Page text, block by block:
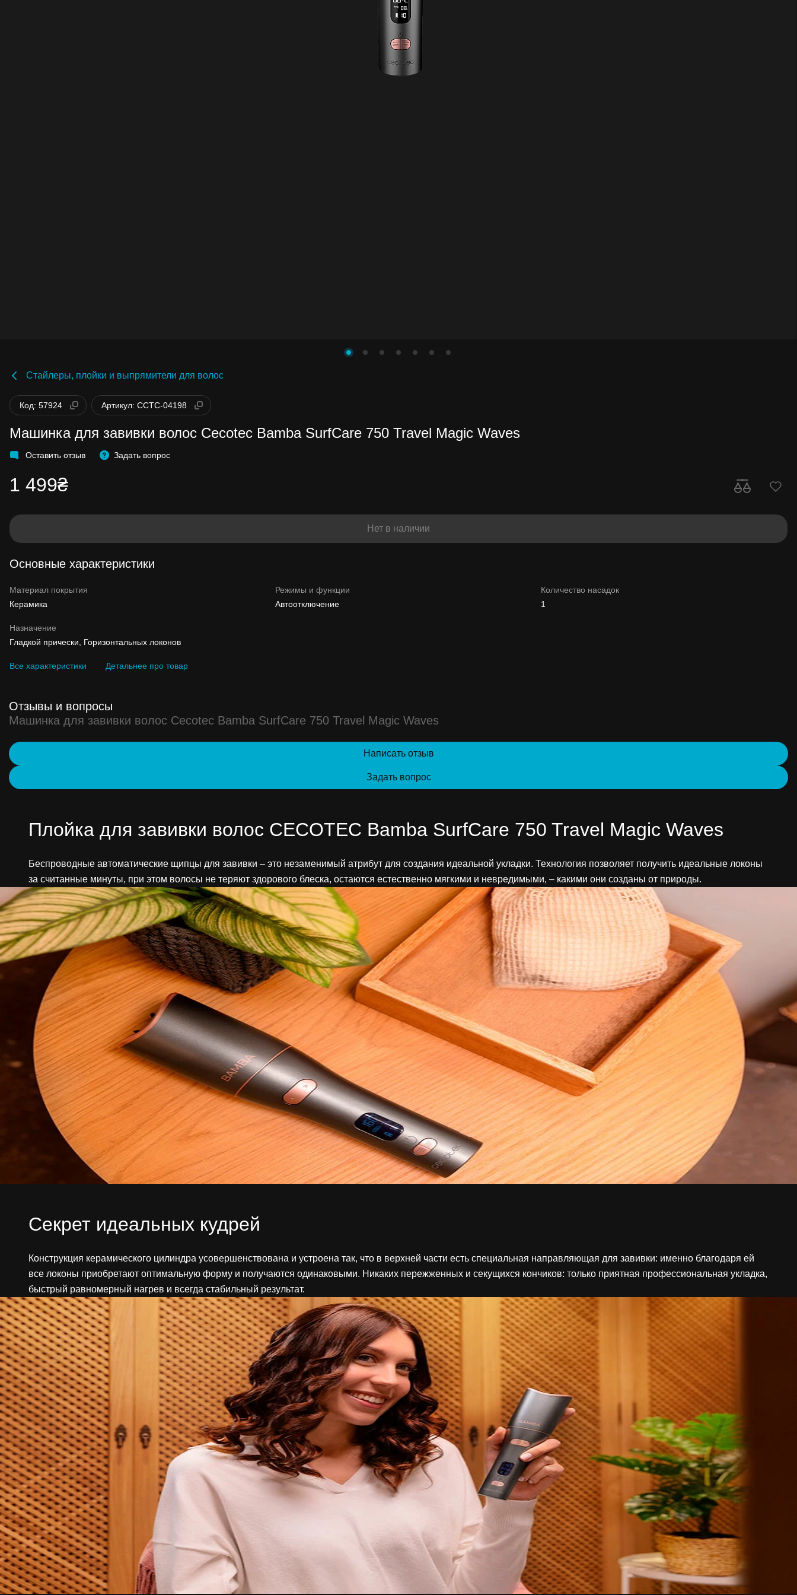
Стайлеры, плойки и выпрямители для волос
Код: 57924 Артикул: CCTC-04198
Машинка для завивки волос Cecotec Bamba SurfCare 750 Travel Magic Waves
Оставить отзыв Задать вопрос
1 499₴
Нет в наличии
Основные характеристики
Материал покрытия
Керамика
Режимы и функции
Автоотключение
Количество насадок
1
Назначение
Гладкой прически, Горизонтальных локонов
Все характеристики Детальнее про товар
Отзывы и вопросы
Машинка для завивки волос Cecotec Bamba SurfCare 750 Travel Magic Waves
Написать отзыв
Задать вопрос
Плойка для завивки волос CECOTEC Bamba SurfCare 750 Travel Magic Waves
Беспроводные автоматические щипцы для завивки – это незаменимый атрибут для создания идеальной укладки. Технология позволяет получить идеальные локоны
за считанные минуты, при этом волосы не теряют здорового блеска, остаются естественно мягкими и невредимыми, – какими они созданы от природы.
Секрет идеальных кудрей
Конструкция керамического цилиндра усовершенствована и устроена так, что в верхней части есть специальная направляющая для завивки: именно благодаря ей
все локоны приобретают оптимальную форму и получаются одинаковыми. Никаких пережженных и секущихся кончиков: только приятная профессиональная укладка,
быстрый равномерный нагрев и всегда стабильный результат.